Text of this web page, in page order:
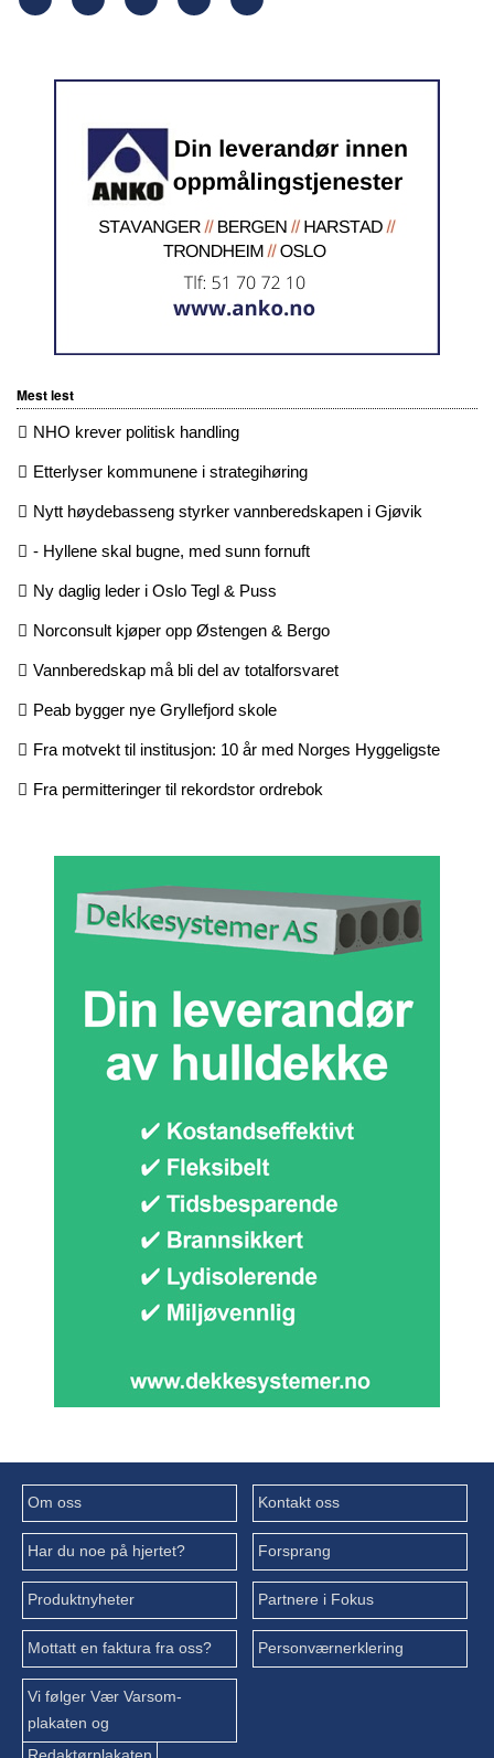
Mest lest
NHO krever politisk handling
Etterlyser kommunene i strategihøring
Nytt høydebasseng styrker vannberedskapen i Gjøvik
- Hyllene skal bugne, med sunn fornuft
Ny daglig leder i Oslo Tegl & Puss
Norconsult kjøper opp Østengen & Bergo
Vannberedskap må bli del av totalforsvaret
Peab bygger nye Gryllefjord skole
Fra motvekt til institusjon: 10 år med Norges Hyggeligste
Fra permitteringer til rekordstor ordrebok
Om oss Kontakt oss
Har du noe på hjertet? Forsprang
Produktnyheter Partnere i Fokus
Mottatt en faktura fra oss? Personværnerklering
Vi følger Vær Varsom-
plakaten og